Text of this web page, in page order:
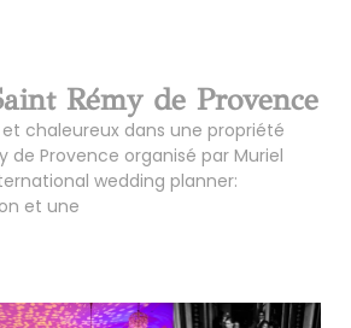
Rémy de Provence
chaleureux dans une propriété
de Provence organisé par Muriel
wedding planner:
et une